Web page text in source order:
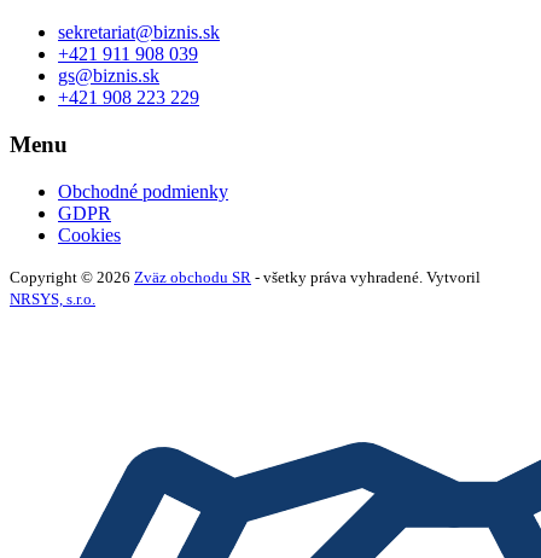
sekretariat@biznis.sk
+421 911 908 039
gs@biznis.sk
+421 908 223 229
Menu
Obchodné podmienky
GDPR
Cookies
Copyright © 2026 Zväz obchodu SR - všetky práva vyhradené. Vytvoril
NRSYS, s.r.o.